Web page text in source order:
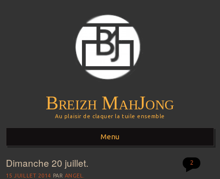
Breizh MahJong
Au plaisir de claquer la tuile ensemble
Menu
Aller au contenu principal
Dimanche 20 juillet.
15 JUILLET 2014 PAR ANGEL.
2